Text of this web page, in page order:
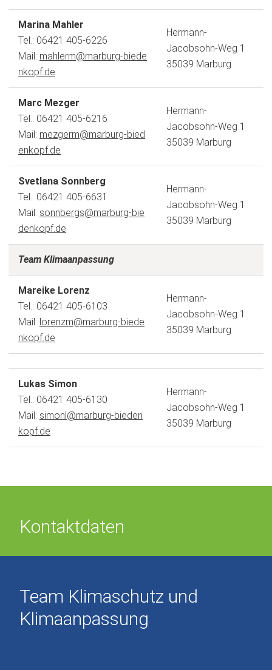
Marina Mahler
Tel.: 06421 405-6226
Mail: mahlerm
marburg-biede
nkopf de
Hermann-
Jacobsohn-Weg 1
35039 Marburg
Marc Mezger
Tel.: 06421 405-6216
Mail: mezgerm
marburg-bied
enkopf de
Hermann-
Jacobsohn-Weg 1
35039 Marburg
Svetlana Sonnberg
Tel.: 06421 405-6631
Mail: sonnbergs
marburg-bie
denkopf de
Hermann-
Jacobsohn-Weg 1
35039 Marburg
Team Klimaanpassung
Mareike Lorenz
Tel.: 06421 405-6103
Mail: lorenzm
marburg-biede
nkopf de
Hermann-
Jacobsohn-Weg 1
35039 Marburg
Lukas Simon
Tel.: 06421 405-6130
Mail: simonl
marburg-bieden
kopf de
Hermann-
Jacobsohn-Weg 1
35039 Marburg
Kontaktdaten
Team Klimaschutz und
Klimaanpassung